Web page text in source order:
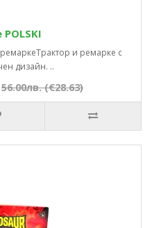
и ремарке с
дизайн. ..
56.00лв. (€28.63)